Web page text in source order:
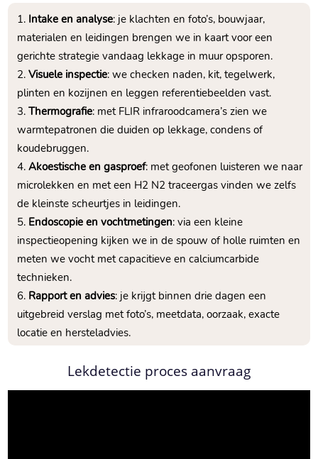
Intake en analyse: je klachten en foto’s, bouwjaar,
materialen en leidingen brengen we in kaart voor een
gerichte strategie vandaag lekkage in muur opsporen.​
Visuele inspectie: we checken naden, kit, tegelwerk,
plinten en kozijnen en leggen referentiebeelden vast.​
Thermografie: met FLIR infraroodcamera’s zien we
warmtepatronen die duiden op lekkage, condens of
koudebruggen.​
Akoestische en gasproef: met geofonen luisteren we naar
microlekken en met een H2 N2 traceergas vinden we zelfs
de kleinste scheurtjes in leidingen.​
Endoscopie en vochtmetingen: via een kleine
inspectieopening kijken we in de spouw of holle ruimten en
meten we vocht met capacitieve en calciumcarbide
technieken.​
Rapport en advies: je krijgt binnen drie dagen een
uitgebreid verslag met foto’s, meetdata, oorzaak, exacte
locatie en hersteladvies.​
Lekdetectie proces aanvraag